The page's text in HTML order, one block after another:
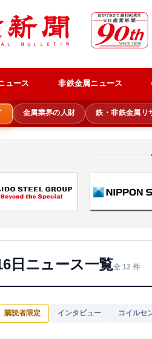
ュース 非鉄金属ニュース
金属業界の人財 鉄・非鉄金属リ
日ニュース一覧全 12 件
購読者限定 インタビュー コイルセ